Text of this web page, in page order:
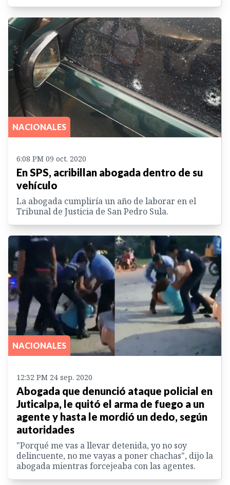
NACIONALES
6:08 PM 09 oct. 2020
En SPS, acribillan abogada dentro de su
vehículo
La abogada cumpliría un año de laborar en el
Tribunal de Justicia de San Pedro Sula.
NACIONALES
12:32 PM 24 sep. 2020
Abogada que denunció ataque policial en
Juticalpa, le quitó el arma de fuego a un
agente y hasta le mordió un dedo, según
autoridades
"Porqué me vas a llevar detenida, yo no soy
delincuente, no me vayas a poner chachas", dijo la
abogada mientras forcejeaba con las agentes.